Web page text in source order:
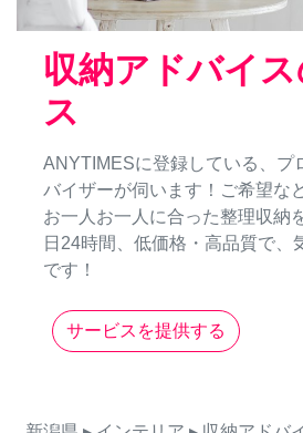
収納アドバイ
ス
ANYTIMESに登録している、プ
バイザーが伺います！ご希望な
お一人お一人に合った整理収納
日24時間、低価格・高品質で、
です！
サービスを提供する